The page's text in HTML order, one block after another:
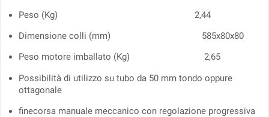
Peso (Kg) 2,44
Dimensione colli (mm) 585x80x80
Peso motore imballato (Kg) 2,65
Possibilità di utilizzo su tubo da 50 mm tondo oppure
ottagonale
finecorsa manuale meccanico con regolazione progressiva